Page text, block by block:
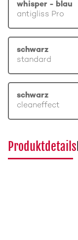
whisper - blau
antigliss Pro
schwarz
standard
schwarz
cleaneffect
Produktdetails